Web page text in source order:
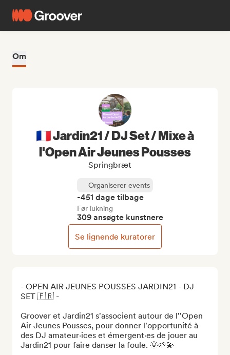
Om
- OPEN AIR JEUNES POUSSES JARDIN21 - DJ
SET 🇫🇷 -
Groover et Jardin21 s'associent autour de l''Open
Air Jeunes Pousses, pour donner l'opportunité à
des DJ amateur·ices et émergent·es de jouer au
Jardin21 pour faire danser la foule. 🌞🌱💫
🇫🇷 Jardin21 / DJ Set / Mixe à
l'Open Air Jeunes Pousses
Springbræt
Organiserer events
-451 dage tilbage
Før lukning
309 ansøgte kunstnere
Se lignende kuratorer